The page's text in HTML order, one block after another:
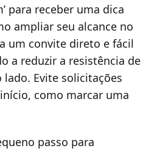
para receber uma dica
ampliar seu alcance no
um convite direto e fácil
a reduzir a resistência de
Evite solicitações
como marcar uma
passo para